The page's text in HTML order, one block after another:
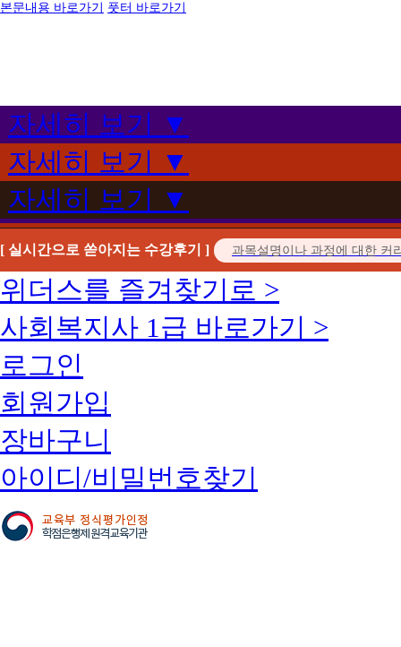
본문내용 바로가기 풋터 바로가기
자세히 보기 ▼
자세히 보기 ▼
자세히 보기 ▼
[ 실시간으로 쏟아지는 수강후기 ]
위더스를 즐겨찾기로 >
사회복지사 1급 바로가기 >
로그인
회원가입
장바구니
아이디/비밀번호찾기